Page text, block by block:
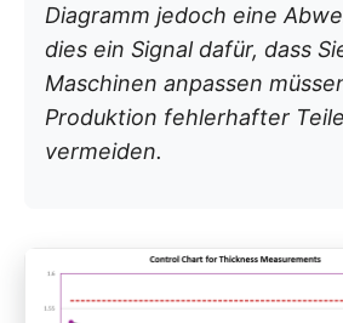
Diagramm jedoch eine
dies ein Signal dafür, dass
Maschinen anpassen
Produktion fehlerhafter
vermeiden.